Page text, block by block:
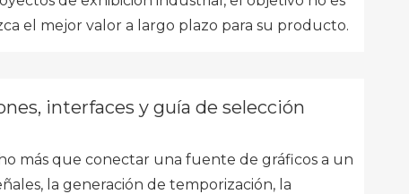
el mejor valor a largo plazo para su producto.
interfaces y guía de selección
más que conectar una fuente de gráficos a un
la generación de temporización, la